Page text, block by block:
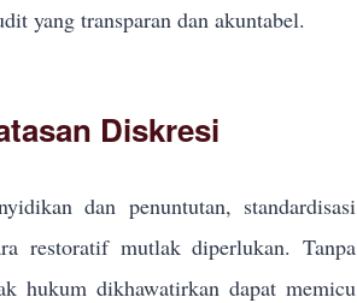
yang transparan dan akuntabel.
Diskresi
dan penuntutan, standardisasi
restoratif mutlak diperlukan. Tanpa
hukum dikhawatirkan dapat memicu